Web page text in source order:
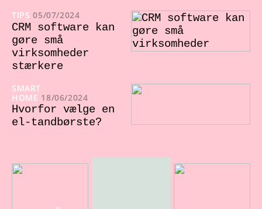
TIPS 05/07/2024
CRM software kan
gøre små
virksomheder
stærkere
SMART
HOME 18/06/2024
Hvorfor vælge en
el-tandbørste?